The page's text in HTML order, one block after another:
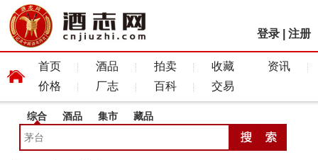
登录 注册
首页 酒品 拍卖 收藏
资讯
价格
厂志 百科 交易
综合 酒品 集市 藏品